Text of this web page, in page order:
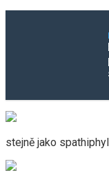
stejně jako